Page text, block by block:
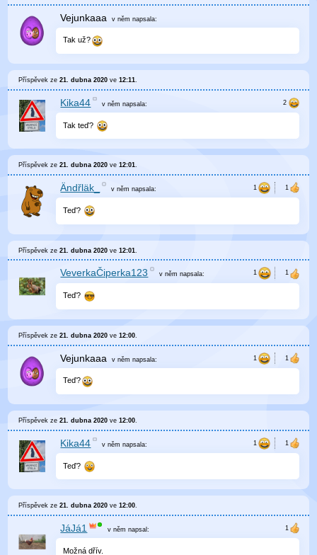
Vejunkaaa v něm napsala:
Tak už?
Příspěvek ze21. dubna 2020 ve12:11.
Kika44 v němnapsala:
Tak teď?
Příspěvek ze21. dubna 2020 ve12:01.
Ändřläk_ v němnapsala:
Teď?
Příspěvek ze21. dubna 2020 ve12:01
VeverkaČiperka123 v němnapsala:
Teď?
Příspěvek ze21. dubna 2020 ve12:00
Vejunkaaa v něm napsala:
Teď?
Příspěvek ze21. dubna 2020 ve12:00.
Kika44 v němnapsala:
Teď?
Příspěvek ze21. dubna 2020 ve12:00.
JáJá1 v něm napsal:
Možná dřív.